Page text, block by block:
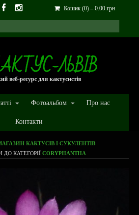
Кошик (0) – 0.00 грн
веб-ресурс для кактусистів
Фотоальбом Про нас
Контакти
КАКТУСІВ І СУКУЛЕНТІВ
КАТЕГОРІЇ CORYPHANTHA